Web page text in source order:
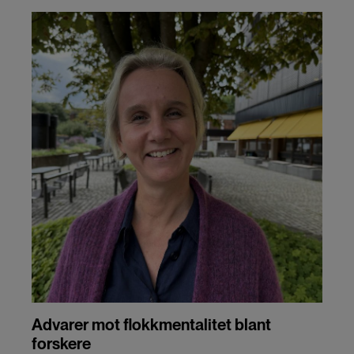
Advarer mot flokkmentalitet blant
forskere